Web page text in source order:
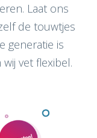
Laat ons
de touwtjes
generatie is
vet flexibel.